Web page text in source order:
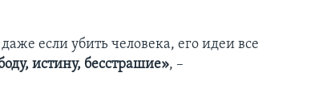
если убить человека, его идеи все
истину, бесстрашие», –